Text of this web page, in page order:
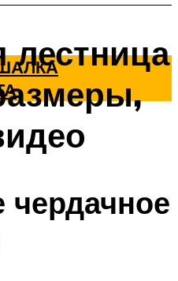
лестница
чердачное